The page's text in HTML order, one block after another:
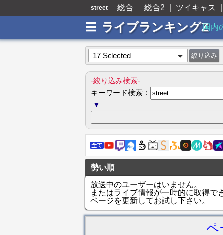
street 総合 総合2 ツイキャス
ライブランキングZ国内
17 Selected
-絞り込み検索-
キーワード検索：
▼
勢い順
放送中のユーザーはいません。
またはライブ情報が一時的に取得で
ページを更新してお試し下さい。
ペ